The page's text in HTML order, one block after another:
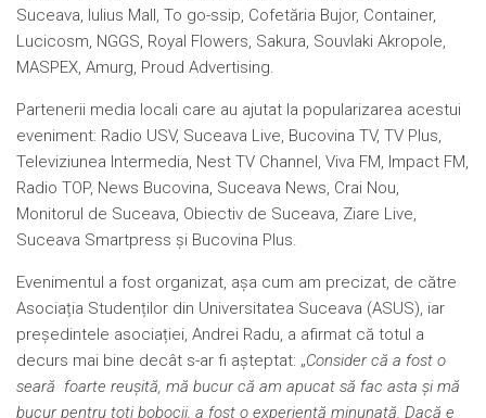
Suceava, Iulius Mall, To go-ssip, Cofetăria Bujor, Container,
Lucicosm, NGGS, Royal Flowers, Sakura, Souvlaki Akropole,
MASPEX, Amurg, Proud Advertising.
Partenerii media locali care au ajutat la popularizarea acestui
eveniment: Radio USV, Suceava Live, Bucovina TV, TV Plus,
Televiziunea Intermedia, Nest TV Channel, Viva FM, Impact FM,
Radio TOP, News Bucovina, Suceava News, Crai Nou,
Monitorul de Suceava, Obiectiv de Suceava, Ziare Live,
Suceava Smartpress și Bucovina Plus.
Evenimentul a fost organizat, așa cum am precizat, de către
Asociația Studenților din Universitatea Suceava (ASUS), iar
președintele asociației, Andrei Radu, a afirmat că totul a
decurs mai bine decât s-ar fi așteptat: „Consider că a fost o
seară foarte reușită, mă bucur că am apucat să fac asta și mă
bucur pentru toți bobocii, a fost o experiență minunată. Dacă e